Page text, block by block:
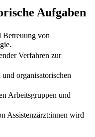
Aufgaben
Betreuung von
Verfahren zur
organisatorischen
Arbeitsgruppen und
Assistenzärzt:innen wird